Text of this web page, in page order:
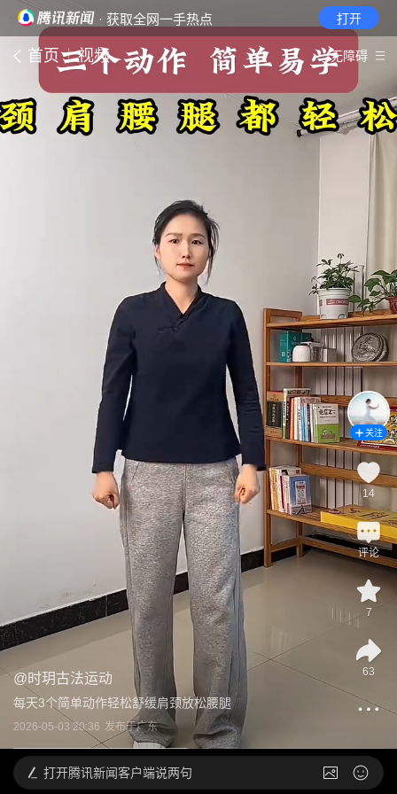
· 获取全网一手热点 打开
首页 视频 无障碍
@时玥古法运动
每天3个简单动作轻松舒缓肩颈放松腰腿
2026-05-03 20:36 发布于广东
关注
14
评论
7
63
打开腾讯新闻客户端说两句